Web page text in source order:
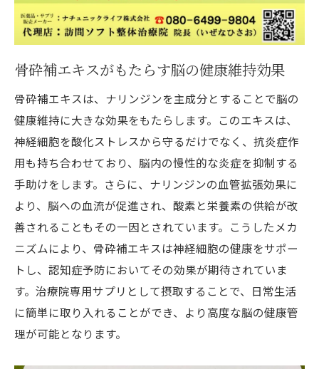
骨砕補エキスがもたらす脳の健康維持効果
骨砕補エキスは、ナリンジンを主成分とすることで脳の
健康維持に大きな効果をもたらします。このエキスは、
神経細胞を酸化ストレスから守るだけでなく、抗炎症作
用も持ち合わせており、脳内の慢性的な炎症を抑制する
手助けをします。さらに、ナリンジンの血管拡張効果に
より、脳への血流が促進され、酸素と栄養素の供給が改
善されることもその一因とされています。こうしたメカ
ニズムにより、骨砕補エキスは神経細胞の健康をサポー
トし、認知症予防においてその効果が期待されていま
す。治療院専用サプリとして摂取することで、日常生活
に簡単に取り入れることができ、より高度な脳の健康管
理が可能となります。